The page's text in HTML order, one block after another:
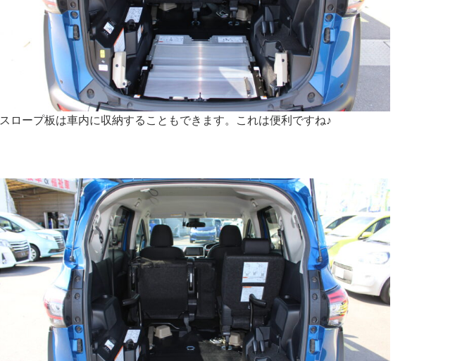
スロープ板は車内に収納することもできます。これは便利ですね♪